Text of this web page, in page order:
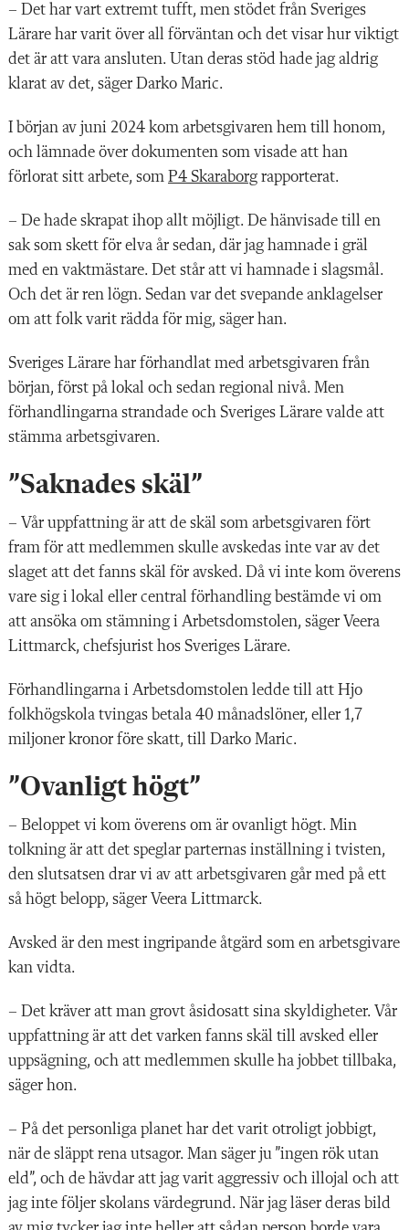
– Det har vart extremt tufft, men stödet från Sveriges
Lärare har varit över all förväntan och det visar hur viktigt
det är att vara ansluten. Utan deras stöd hade jag aldrig
klarat av det, säger Darko Maric.
I början av juni 2024 kom arbetsgivaren hem till honom,
och lämnade över dokumenten som visade att han
förlorat sitt arbete, som P4 Skaraborg rapporterat.
– De hade skrapat ihop allt möjligt. De hänvisade till en
sak som skett för elva år sedan, där jag hamnade i gräl
med en vaktmästare. Det står att vi hamnade i slagsmål.
Och det är ren lögn. Sedan var det svepande anklagelser
om att folk varit rädda för mig, säger han.
Sveriges Lärare har förhandlat med arbetsgivaren från
början, först på lokal och sedan regional nivå. Men
förhandlingarna strandade och Sveriges Lärare valde att
stämma arbetsgivaren.
”Saknades skäl”
– Vår uppfattning är att de skäl som arbetsgivaren fört
fram för att medlemmen skulle avskedas inte var av det
slaget att det fanns skäl för avsked. Då vi inte kom överens
vare sig i lokal eller central förhandling bestämde vi om
att ansöka om stämning i Arbetsdomstolen, säger Veera
Littmarck, chefsjurist hos Sveriges Lärare.
Förhandlingarna i Arbetsdomstolen ledde till att Hjo
folkhögskola tvingas betala 40 månadslöner, eller 1,7
miljoner kronor före skatt, till Darko Maric.
”Ovanligt högt”
– Beloppet vi kom överens om är ovanligt högt. Min
tolkning är att det speglar parternas inställning i tvisten,
den slutsatsen drar vi av att arbetsgivaren går med på ett
så högt belopp, säger Veera Littmarck.
Avsked är den mest ingripande åtgärd som en arbetsgivare
kan vidta.
– Det kräver att man grovt åsidosatt sina skyldigheter. Vår
uppfattning är att det varken fanns skäl till avsked eller
uppsägning, och att medlemmen skulle ha jobbet tillbaka,
säger hon.
– På det personliga planet har det varit otroligt jobbigt,
när de släppt rena utsagor. Man säger ju ”ingen rök utan
eld”, och de hävdar att jag varit aggressiv och illojal och att
jag inte följer skolans värdegrund. När jag läser deras bild